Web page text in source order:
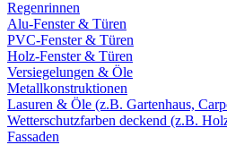
Regenrinnen
Alu-Fenster & Türen
PVC-Fenster & Türen
Holz-Fenster & Türen
Versiegelungen & Öle
Metallkonstruktionen
Lasuren & Öle (z.B. Gartenhaus,
Wetterschutzfarben deckend (z.B.
Fassaden